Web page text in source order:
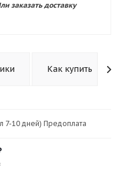
заказать доставку
Как купить
7-10 дней) Предоплата